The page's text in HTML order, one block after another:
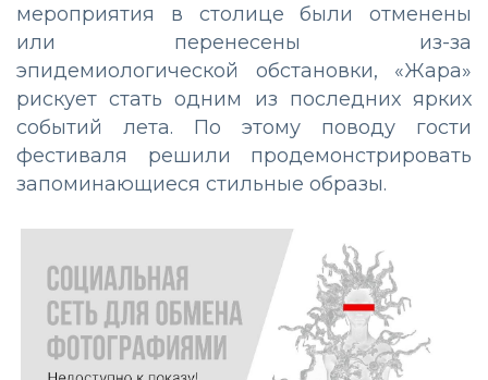
мероприятия в столице были отменены
или перенесены из-за
эпидемиологической обстановки, «Жара»
рискует стать одним из последних ярких
событий лета. По этому поводу гости
фестиваля решили продемонстрировать
запоминающиеся стильные образы.